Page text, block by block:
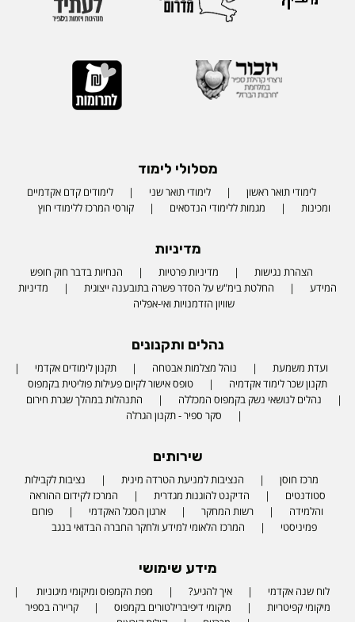
מסלולי לימוד
לימודי תואר ראשון לימודי תואר שני
לימודים קדם אקדמיים
ומכינות
מגמות ללימודי הנדסאים קורסי המרכז ללימודי חוץ
מדיניות
הצהרת נגישות מדיניות פרטיות
הנחיות בדבר חוק חופש
המידע
החלטת בימ"ש על הסדר פשרה בתובענה ייצוגית
מדיניות
שוויון הזדמנויות ואי-אפליה
נהלים ותקנונים
ועדת משמעת נוהל מצלמות אבטחה
תקנון לימודים אקדמי
תקנון שכר לימוד אקדמיה
טופס אישור לקיום פעילות פוליטית בקמפוס
נהלים לנושאי נשק בקמפוס המכללה
התנהלות במהלך שגרת חירום
סקר ספיר - תקנון הגרלה
שירותים
מרכז חוסן הנציבות למניעת הטרדה מינית
נציבות לקבילות
סטודנטים
הדיקנט להוגנות מגדרית
המרכז לקידום ההוראה
והלמידה
רשות המחקר ארגון הסגל האקדמי
פורום
פמיניסטי
המרכז הלאומי למידע ולחקר החברה הבדואי בנגב
מידע שימושי
לוח שנה אקדמי איך להגיע?
מפת הקמפוס ומיקומי מיגוניות
מיקומי קפיטריות
מיקומי דיפיברילטורים בקמפוס
קריירה בספיר